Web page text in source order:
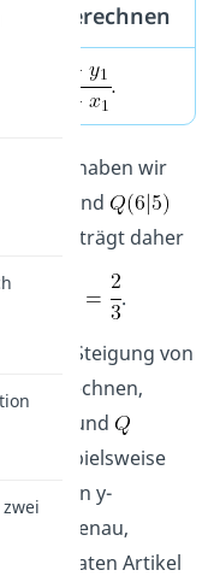
berechnen
Bild haben wir
und
beträgt daher
.
du die Steigung von
berechnen,
und
beispielsweise
und den y-
. Wie genau,
separaten Artikel